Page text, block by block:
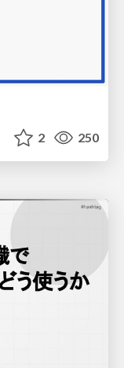
2 250